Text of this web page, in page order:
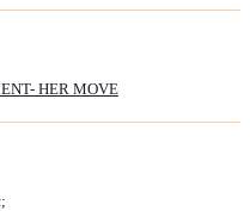
HER MOVE